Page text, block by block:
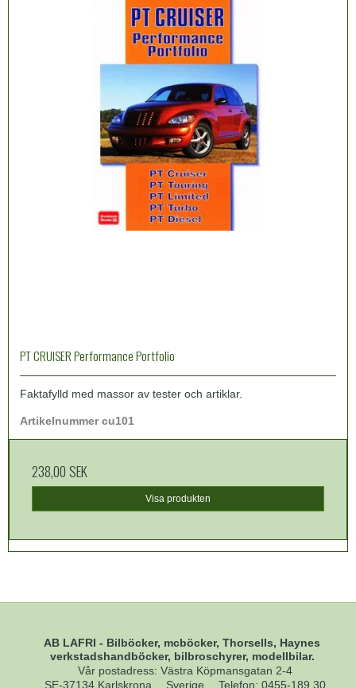
PT CRUISER Performance Portfolio
Faktafylld med massor av tester och artiklar.
Artikelnummer cu101
238,00 SEK
Visa produkten
AB LAFRI - Bilböcker, mcböcker, Thorsells, Haynes
verkstadshandböcker, bilbroschyrer, modellbilar.
Vår postadress: Västra Köpmansgatan 2-4
SE-37134 Karlskrona
Sverige Telefon: 0455-189 30